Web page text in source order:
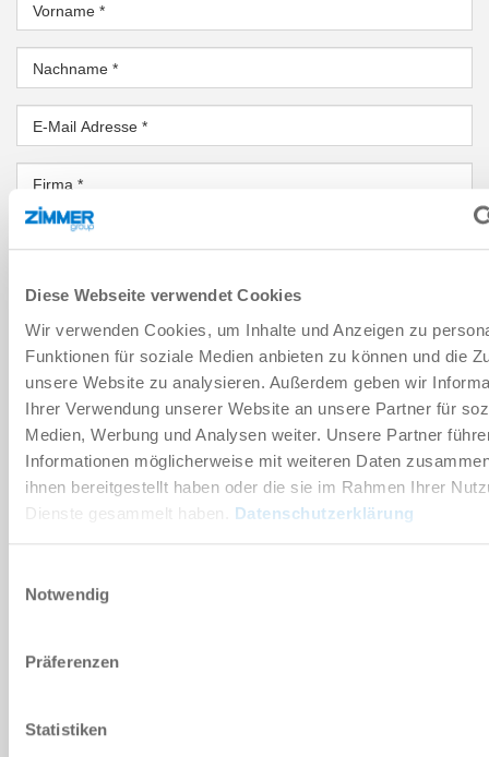
Diese Webseite verwendet Cookies
Wir verwenden Cookies, um Inhalte und Anzeigen zu
Funktionen für soziale Medien anbieten zu können und die
unsere Website zu analysieren. Außerdem geben wir
Ihrer Verwendung unserer Website an unsere Partner für
Medien, Werbung und Analysen weiter. Unsere Partner
Informationen möglicherweise mit weiteren Daten
ihnen bereitgestellt haben oder die sie im Rahmen Ihrer
Dienste gesammelt haben. Datenschutzerklärung
Notwendig
Präferenzen
Statistiken
Vorname *
Nachname *
E-Mail Adresse *
Firma *
Land *
PLZ*
Bundesland*
NACHRICHT
Nachricht
diese.*